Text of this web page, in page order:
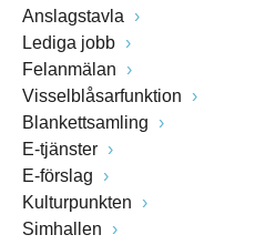
Anslagstavla
Lediga jobb
Felanmälan
Visselblåsarfunktion
Blankettsamling
E-tjänster
E-förslag
Kulturpunkten
Simhallen